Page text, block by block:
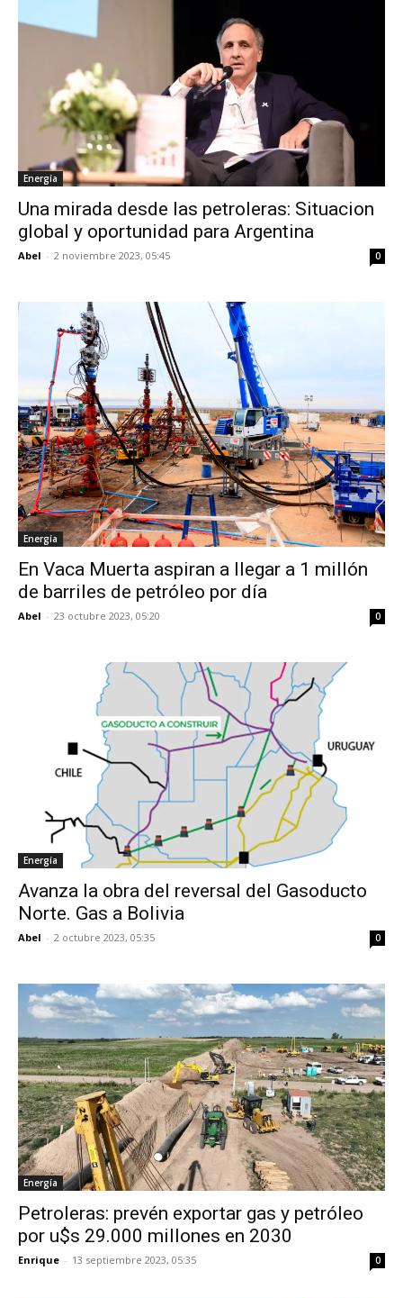
Energía
Una mirada desde las petroleras: Situacion
global y oportunidad para Argentina
Abel - 2 noviembre 2023, 05:45 0
Energía
En Vaca Muerta aspiran a llegar a 1 millón
de barriles de petróleo por día
Abel - 23 octubre 2023, 05:20 0
Energía
Avanza la obra del reversal del Gasoducto
Norte. Gas a Bolivia
Abel - 2 octubre 2023, 05:35 0
Energía
Petroleras: prevén exportar gas y petróleo
por u$s 29.000 millones en 2030
Enrique - 13 septiembre 2023, 05:35 0